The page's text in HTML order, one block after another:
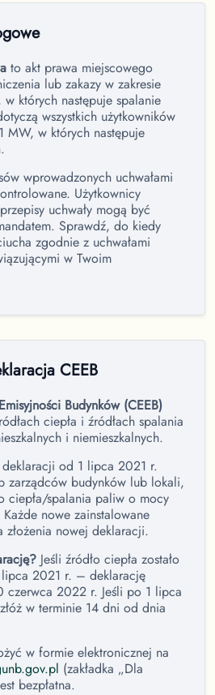
to akt prawa miejscowego
lub zakazy w zakresie
których następuje spalanie
wszystkich użytkowników
MW, w których następuje
wprowadzonych uchwałami
Użytkownicy
uchwały mogą być
Sprawdź, do kiedy
zgodnie z uchwałami
w Twoim
CEEB
Budynków (CEEB)
ciepła i źródłach spalania
i niemieszkalnych.
deklaracji od 1 lipca 2021 r.
zarządców budynków lub lokali,
ciepła/spalania paliw o mocy
nowe zainstalowane
złożenia nowej deklaracji.
Jeśli źródło ciepła zostało
2021 r. – deklarację
czerwca 2022 r. Jeśli po 1 lipca
w terminie 14 dni od dnia
w formie elektronicznej na
(zakładka „Dla
bezpłatna.